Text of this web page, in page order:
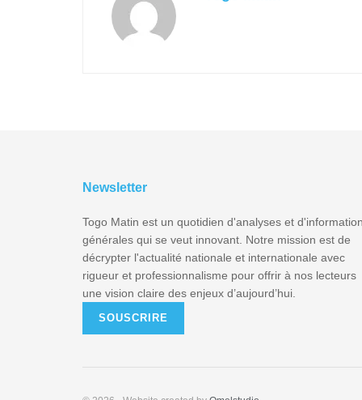
Newsletter
Togo Matin est un quotidien d'analyses et
générales qui se veut innovant. Notre mission est de
décrypter l'actualité nationale et internationale avec
rigueur et professionnalisme pour offrir à nos lecteurs
une vision claire des enjeux d’aujourd’hui.
SOUSCRIRE